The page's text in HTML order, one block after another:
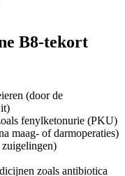
B8-tekort
(door de
fenylketonurie (PKU)
maag- of darmoperaties)
zuigelingen)
zoals antibiotica